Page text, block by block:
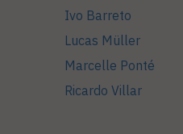
Ivo Barreto
Lucas Müller
Marcelle Ponté
Ricardo Villar